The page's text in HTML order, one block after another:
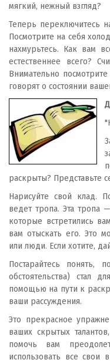
мягкий, нежный взгляд?
Теперь переключитесь
Посмотрите на себя
нахмурьтесь. Как вам
естественнее всего?
Внимательно
говорят о состоянии
раскрыты? Представьте
Нарисуйте свой клад.
ведет тропа. Эта тропа
которые встретились
вам отыскать его. Это
или люди. Если хотите,
Постарайтесь понять,
обстоятельства) стал
помощью на пути к
ваши рассуждения.
Это прекрасное
ваших скрытых
помочь вам
использовать все свои